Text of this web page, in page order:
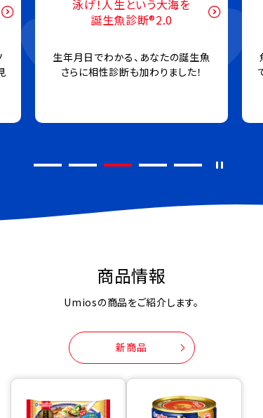
魚と、その先へ
サカナクロス
魚とさまざまなテーマを掛け合わせ
て魚の多様な価値や可能性をお伝え
商品情報
Umiosの商品をご紹介します。
新商品